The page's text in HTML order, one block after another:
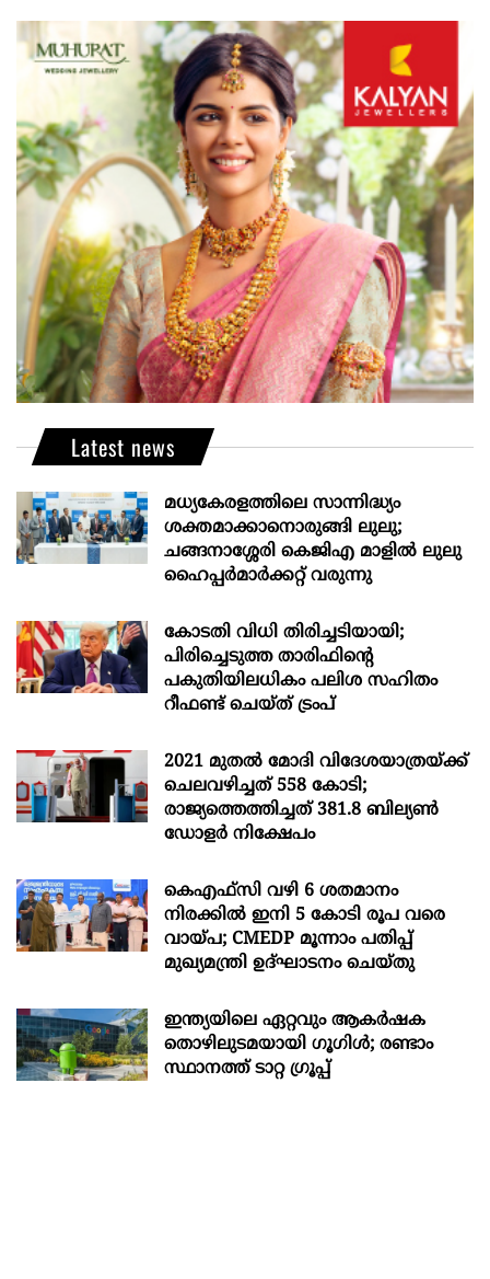
Latest news
മധ്യകേരളത്തിലെ സാന്നിദ്ധ്യം
ശക്തമാക്കാനൊരുങ്ങി ലുലു;
ചങ്ങനാശ്ശേരി കെജിഎ മാളിൽ ലുലു
ഹൈപ്പർമാർക്കറ്റ് വരുന്നു
കോടതി വിധി തിരിച്ചടിയായി;
പിരിച്ചെടുത്ത താരിഫിന്‍റെ
പകുതിയിലധികം പലിശ സഹിതം
റീഫണ്ട് ചെയ്ത് ട്രംപ്
2021 മുതൽ മോദി വിദേശയാത്രയ്ക്ക്
ചെലവഴിച്ചത് 558 കോടി;
രാജ്യത്തെത്തിച്ചത് 381.8 ബില്യൺ
ഡോളർ നിക്ഷേപം
കെഎഫ്സി വഴി 6 ശതമാനം
നിരക്കിൽ ഇനി 5 കോടി രൂപ വരെ
വായ്പ; CMEDP മൂന്നാം പതിപ്പ്
മുഖ്യമന്ത്രി ഉദ്ഘാടനം ചെയ്തു
ഇന്ത്യയിലെ ഏറ്റവും ആകര്‍ഷക
തൊഴിലുടമയായി ഗൂഗിള്‍; രണ്ടാം
സ്ഥാനത്ത് ടാറ്റ ഗ്രൂപ്പ്